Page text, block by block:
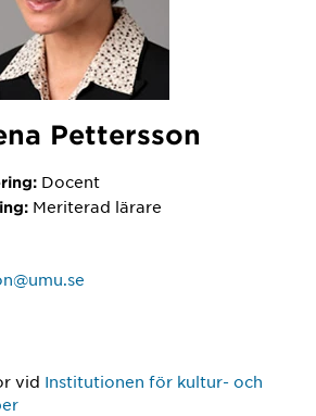
Pettersson
Docent
Meriterad lärare
vid Institutionen för kultur- och